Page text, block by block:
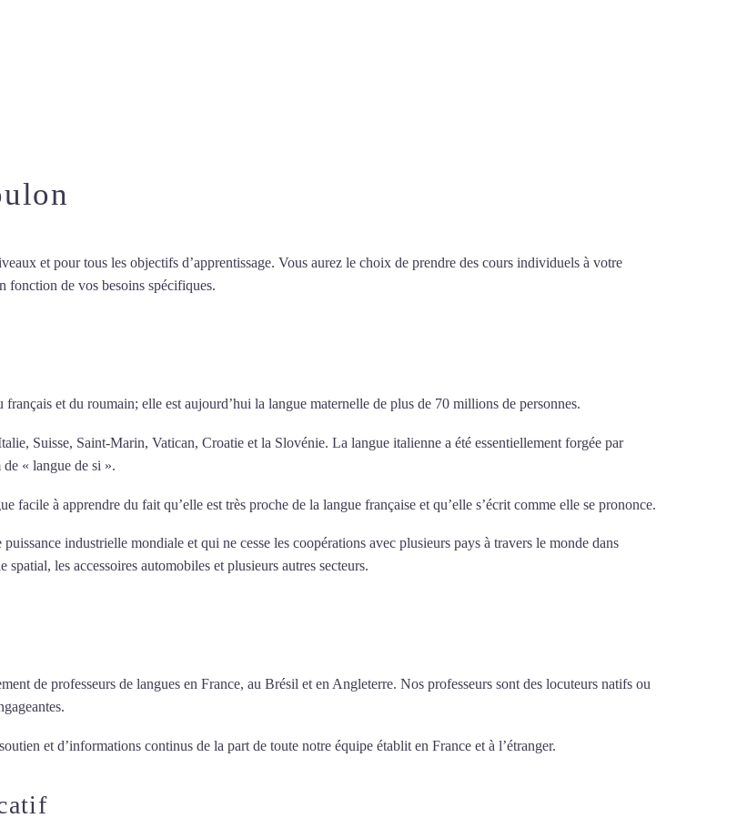
et pour tous les objectifs d’apprentissage. Vous aurez le choix de prendre des cours individuels à votre
fonction de vos besoins spécifiques.
et du roumain; elle est aujourd’hui la langue maternelle de plus de 70 millions de personnes.
Suisse, Saint-Marin, Vatican, Croatie et la Slovénie. La langue italienne a été essentiellement forgée par
« langue de si ».
facile à apprendre du fait qu’elle est très proche de la langue française et qu’elle s’écrit comme elle se prononce.
industrielle mondiale et qui ne cesse les coopérations avec plusieurs pays à travers le monde dans
les accessoires automobiles et plusieurs autres secteurs.
de professeurs de langues en France, au Brésil et en Angleterre. Nos professeurs sont des locuteurs natifs ou
et d’informations continus de la part de toute notre équipe établit en France et à l’étranger.